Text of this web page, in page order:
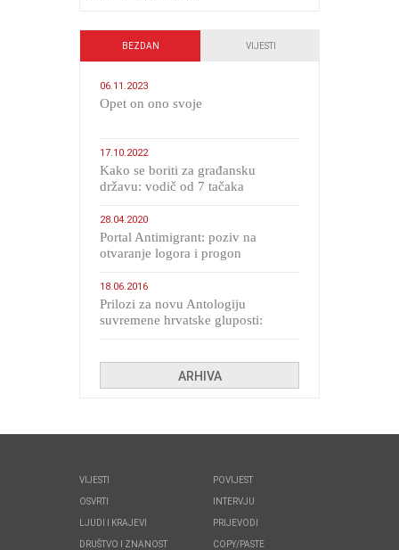
BEZDAN VIJESTI
06.11.2023
​Opet on ono svoje
17.10.2022
Kako se boriti za građansku
državu: vodič od 7 tačaka
28.04.2020
Portal Antimigrant: poziv na
otvaranje logora i progon
18.06.2016
Prilozi za novu Antologiju
suvremene hrvatske gluposti:
ARHIVA
VIJESTI
OSVRTI
LJUDI I KRAJEVI
DRUŠTVO I ZNANOST
POVIJEST
INTERVJU
PRIJEVODI
COPY/PASTE